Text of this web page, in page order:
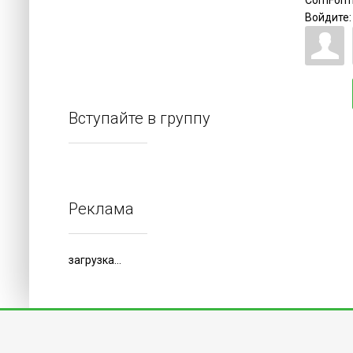
Войдите:
Вступайте в группу
Реклама
загрузка...